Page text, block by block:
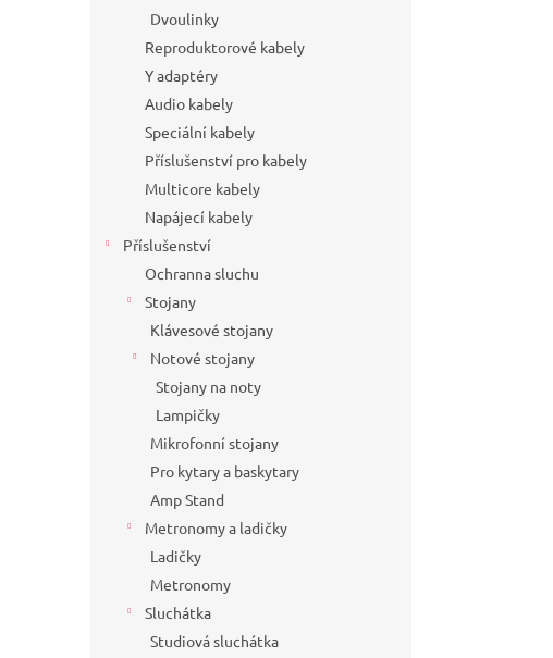
Dvoulinky
Reproduktorové kabely
Y adaptéry
Audio kabely
Speciální kabely
Příslušenství pro kabely
Multicore kabely
Napájecí kabely
Příslušenství
Ochranna sluchu
Stojany
Klávesové stojany
Notové stojany
Stojany na noty
Lampičky
Mikrofonní stojany
Pro kytary a baskytary
Amp Stand
Metronomy a ladičky
Ladičky
Metronomy
Sluchátka
Studiová sluchátka